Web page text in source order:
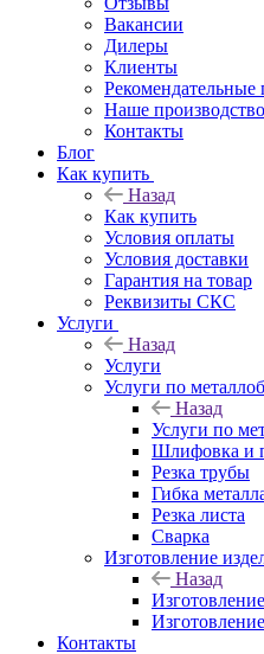
Вакансии
Дилеры
Клиенты
Рекомендательные
Наше производство
Контакты
Блог
Как купить
Назад
Как купить
Условия оплаты
Условия доставки
Гарантия на товар
Реквизиты СКС
Услуги
Назад
Услуги
Услуги по
Назад
Услуги по
Шлифовка и
Резка трубы
Гибка
Резка листа
Сварка
Изготовление
Назад
Контакты